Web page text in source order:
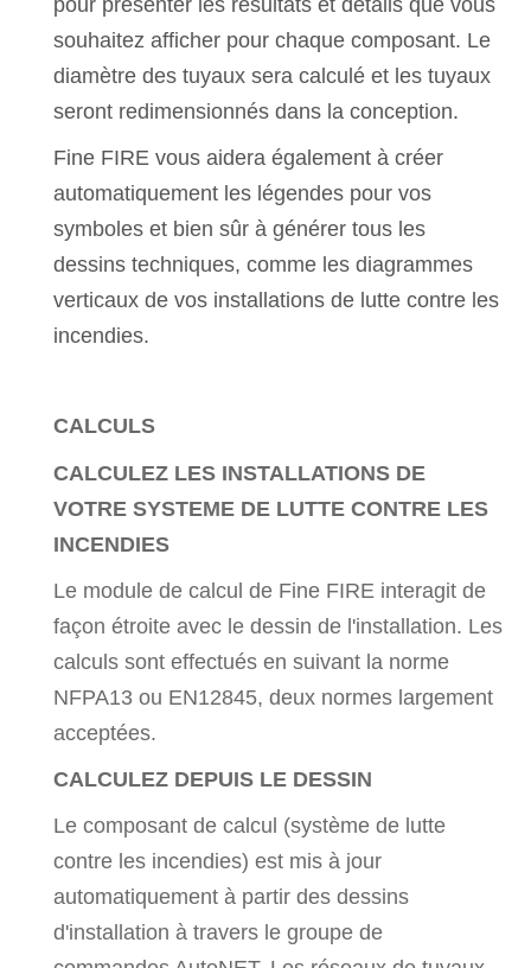
pour présenter les résultats et détails que vous
souhaitez afficher pour chaque composant. Le
diamètre des tuyaux sera calculé et les tuyaux
seront redimensionnés dans la conception.
Fine FIRE vous aidera également à créer
automatiquement les légendes pour vos
symboles et bien sûr à générer tous les
dessins techniques, comme les diagrammes
verticaux de vos installations de lutte contre les
incendies.
CALCULS
CALCULEZ LES INSTALLATIONS DE
VOTRE SYSTEME DE LUTTE CONTRE LES
INCENDIES
Le module de calcul de Fine FIRE interagit de
façon étroite avec le dessin de l'installation. Les
calculs sont effectués en suivant la norme
NFPA13 ou EN12845, deux normes largement
acceptées.
CALCULEZ DEPUIS LE DESSIN
Le composant de calcul (système de lutte
contre les incendies) est mis à jour
automatiquement à partir des dessins
d'installation à travers le groupe de